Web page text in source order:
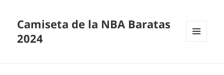
Camiseta de la NBA Baratas
2024